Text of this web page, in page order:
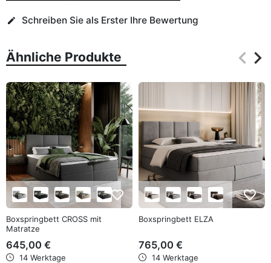
edit Schreiben Sie als Erster Ihre Bewertung
Ähnliche Produkte keyboard_arrow_left
keyboard_arrow_right
favorite_border
Boxspringbett CROSS mit
Matratze
645,00 €
14 Werktage
favorite_border
Boxspringbett ELZA
765,00 €
14 Werktage